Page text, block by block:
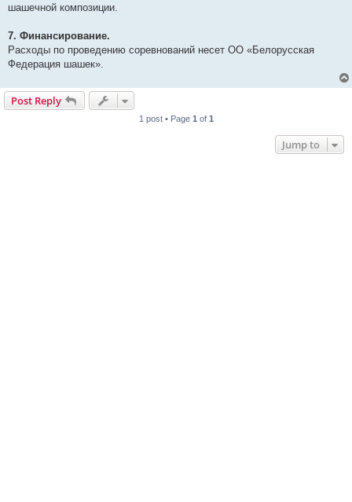
шашечной композиции.
7. Финансирование.
Расходы по проведению соревнований несет ОО «Белорусская
Федерация шашек».
Post Reply
1 post • Page 1 of 1
Jump to